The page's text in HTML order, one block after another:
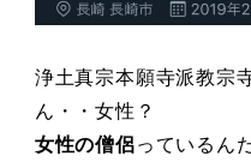
浄土真宗本願寺派教宗
ん・・女性？
女性の僧侶っているん